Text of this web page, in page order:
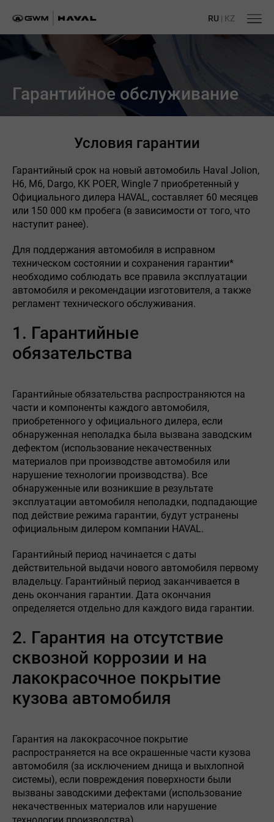
RU | KZ
Гарантийное обслуживание
Условия гарантии
Гарантийный срок на новый автомобиль Haval Jolion,
H6, M6, Dargo, KK POER, Wingle 7 приобретенный у
Официального дилера HAVAL, составляет 60 месяцев
или 150 000 км пробега (в зависимости от того, что
наступит ранее).
Для поддержания автомобиля в исправном
техническом состоянии и сохранения гарантии*
необходимо соблюдать все правила эксплуатации
автомобиля и рекомендации изготовителя, а также
регламент технического обслуживания.
1. Гарантийные
обязательства
Гарантийные обязательства распространяются на
части и компоненты каждого автомобиля,
приобретенного у официального дилера, если
обнаруженная неполадка была вызвана заводским
дефектом (использование некачественных
материалов при производстве автомобиля или
нарушение технологии производства). Все
обнаруженные или возникшие в результате
эксплуатации автомобиля неполадки, подпадающие
под действие режима гарантии, будут устранены
официальным дилером компании HAVAL.
Гарантийный период начинается с даты
действительной выдачи нового автомобиля первому
владельцу. Гарантийный период заканчивается в
день окончания гарантии. Дата окончания
определяется отдельно для каждого вида гарантии.
2. Гарантия на отсутствие
сквозной коррозии и на
лакокрасочное покрытие
кузова автомобиля
Гарантия на лакокрасочное покрытие
распространяется на все окрашенные части кузова
автомобиля (за исключением днища и выхлопной
системы), если повреждения поверхности были
вызваны заводскими дефектами (использование
некачественных материалов или нарушение